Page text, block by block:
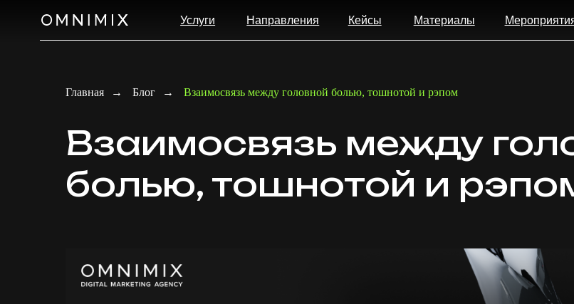
Услуги Направления Кейсы Материалы Мероприятия
Главная → Блог → Взаимосвязь между головной болью, тошнотой и рэпом
Взаимосвязь между
болью, тошнотой и